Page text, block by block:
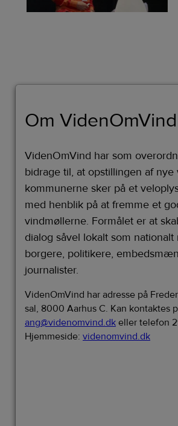
Om VidenOmVind
VidenOmVind har som
bidrage til, at opstillingen af nye
kommunerne sker på et
med henblik på at fremme et
vindmøllerne. Formålet er at
dialog såvel lokalt som nationalt
borgere, politikere,
journalister.
VidenOmVind har adresse på
sal, 8000 Aarhus C. Kan kontaktes
ang@videnomvind.dk eller telefon
Hjemmeside: videnomvind.dk